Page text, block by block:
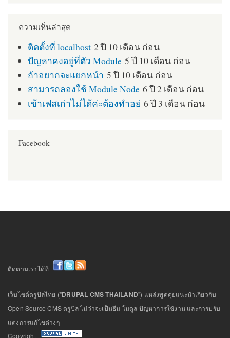
ความเห็นล่าสุด
ติดตั้งที่ localhost 2 ปี 10 เดือน ก่อน
ปัญหาคงอยู่ที่ตัว Module 5 ปี 10 เดือน ก่อน
ถ้าอยากจะแยกหน้า 5 ปี 10 เดือน ก่อน
สามารถลองใช้ Module Node 6 ปี 2 เดือน ก่อน
เข้าเฟสเก่าไม่ได้ค่ะต้องทำอย่ 6 ปี 3 เดือน ก่อน
Facebook
ติดตามเราได้ที่
เว็บไซต์ดรูปัลไทย ("DRUPAL CMS THAILAND") แหล่งพูดคุยแนะนำเกี่ยวกับ
Open Source CMS ดรูปัล ไม่ว่าจะเป็นธีม โมดูล ปัญหาการใช้งาน และการปรับ
แต่งการแก้ไขต่างๆ
Copyright